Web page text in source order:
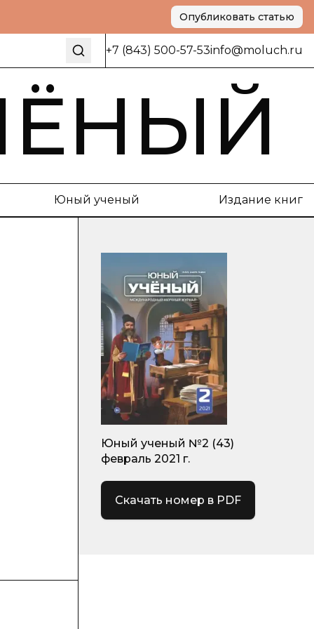
Опубликовать статью
+7 (843) 500-57-53info@moluch.ru
Юный ученый Издание книг
Юный ученый №2 (43)
февраль 2021 г.
Скачать номер в PDF